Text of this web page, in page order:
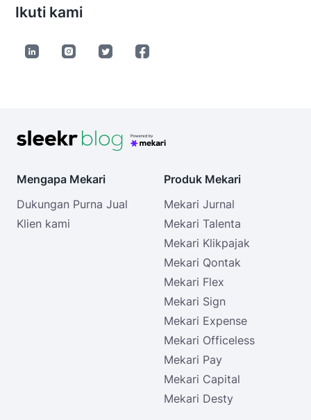
Ikuti kami
Mengapa Mekari
Dukungan Purna Jual
Klien kami
Produk Mekari
Mekari Jurnal
Mekari Talenta
Mekari Klikpajak
Mekari Qontak
Mekari Flex
Mekari Sign
Mekari Expense
Mekari Officeless
Mekari Pay
Mekari Capital
Mekari Desty